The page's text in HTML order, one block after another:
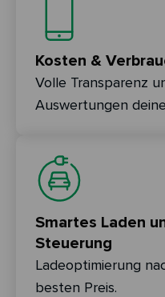
Kosten &
Volle Transparenz
Auswertungen
Smartes Laden
Steuerung
Ladeoptimierung
besten Preis.